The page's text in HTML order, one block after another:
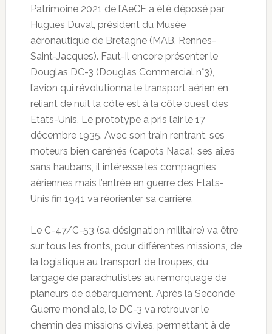
Patrimoine 2021 de l’AeCF a été déposé par
Hugues Duval, président du Musée
aéronautique de Bretagne (MAB, Rennes-
Saint-Jacques). Faut-il encore présenter le
Douglas DC-3 (Douglas Commercial n°3),
l’avion qui révolutionna le transport aérien en
reliant de nuit la côte est à la côte ouest des
Etats-Unis. Le prototype a pris l’air le 17
décembre 1935. Avec son train rentrant, ses
moteurs bien carénés (capots Naca), ses ailes
sans haubans, il intéresse les compagnies
aériennes mais l’entrée en guerre des Etats-
Unis fin 1941 va réorienter sa carrière.
Le C-47/C-53 (sa désignation militaire) va être
sur tous les fronts, pour différentes missions, de
la logistique au transport de troupes, du
largage de parachutistes au remorquage de
planeurs de débarquement. Après la Seconde
Guerre mondiale, le DC-3 va retrouver le
chemin des missions civiles, permettant à de